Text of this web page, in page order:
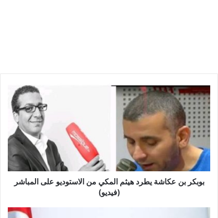
بوبكر
بن
عكاشة
يطرد
هيثم
المكي
من
الاستوديو
على
المباشر
بوبكر بن عكاشة يطرد هيثم المكي من الاستوديو على المباشر
(فيديو)